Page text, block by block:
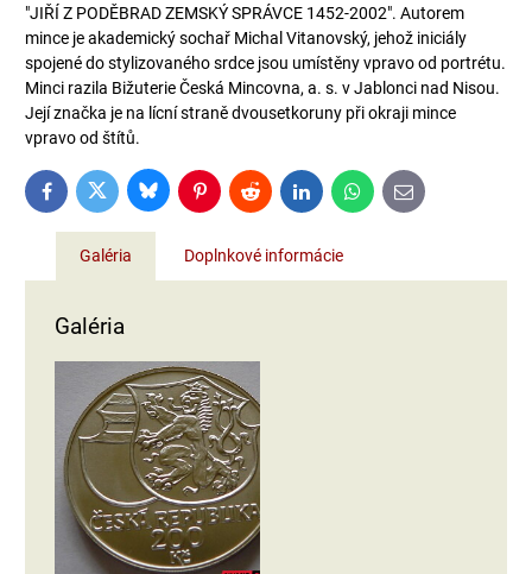
"JIŘÍ Z PODĚBRAD ZEMSKÝ SPRÁVCE 1452-2002". Autorem
mince je akademický sochař Michal Vitanovský, jehož iniciály
spojené do stylizovaného srdce jsou umístěny vpravo od portrétu.
Minci razila Bižuterie Česká Mincovna, a. s. v Jablonci nad Nisou.
Její značka je na lícní straně dvousetkoruny při okraji mince
vpravo od štítů.
FacebookTwitter BlueskyPinterestReddit LinkedInWhatsApp
E-
mail
Galéria Doplnkové informácie
Galéria